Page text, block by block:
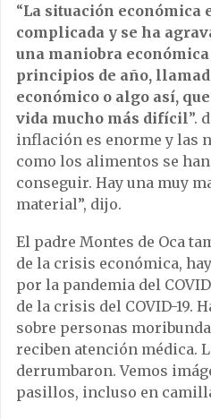
“La situación económica
complicada y se ha
una maniobra
principios de año,
económico o algo así,
vida mucho más difícil”.
inflación es enorme y las
como los alimentos se
conseguir. Hay una muy
material”, dijo.
El padre Montes de Oca
de la crisis económica,
por la pandemia del
de la crisis del COVID-19.
sobre personas
reciben atención médica.
derrumbaron. Vemos
pasillos, incluso en